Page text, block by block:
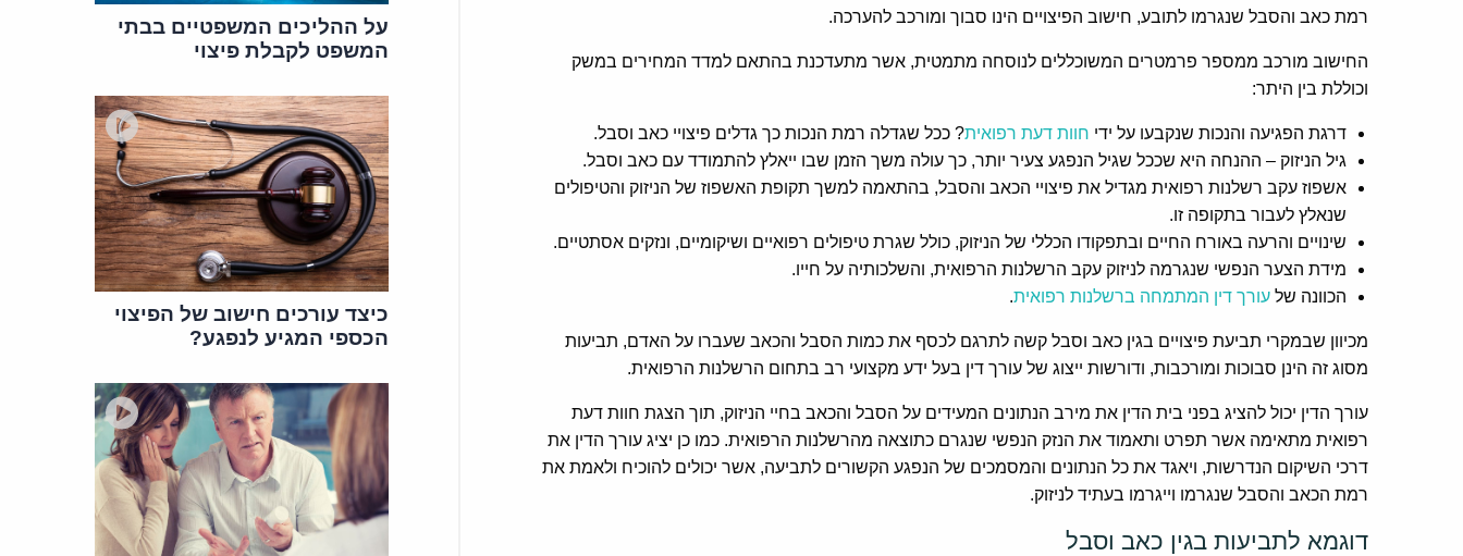
רמת כאב והסבל שנגרמו לתובע, חישוב הפיצויים הינו סבוך ומורכב להערכה.
החישוב מורכב ממספר פרמטרים המשוכללים לנוסחה מתמטית, אשר מתעדכנת בהתאם למדד המחירים במשק
וכוללת בין היתר:
דרגת הפגיעה והנכות שנקבעו על ידי חוות דעת רפואית? ככל שגדלה רמת הנכות כך גדלים פיצויי כאב וסבל.
גיל הניזוק – ההנחה היא שככל שגיל הנפגע צעיר יותר, כך עולה משך הזמן שבו ייאלץ להתמודד עם כאב וסבל.
אשפוז עקב רשלנות רפואית מגדיל את פיצויי הכאב והסבל, בהתאמה למשך תקופת האשפוז של הניזוק והטיפולים
שנאלץ לעבור בתקופה זו.
שינויים והרעה באורח החיים ובתפקודו הכללי של הניזוק, כולל שגרת טיפולים רפואיים ושיקומיים, ונזקים אסתטיים.
מידת הצער הנפשי שנגרמה לניזוק עקב הרשלנות הרפואית, והשלכותיה על חייו.
הכוונה של עורך דין המתמחה ברשלנות רפואית.
מכיוון שבמקרי תביעת פיצויים בגין כאב וסבל קשה לתרגם לכסף את כמות הסבל והכאב שעברו על האדם, תביעות
מסוג זה הינן סבוכות ומורכבות, ודורשות ייצוג של עורך דין בעל ידע מקצועי רב בתחום הרשלנות הרפואית.
עורך הדין יכול להציג בפני בית הדין את מירב הנתונים המעידים על הסבל והכאב בחיי הניזוק, תוך הצגת חוות דעת
רפואית מתאימה אשר תפרט ותאמוד את הנזק הנפשי שנגרם כתוצאה מהרשלנות הרפואית. כמו כן יציג עורך הדין את
דרכי השיקום הנדרשות, ויאגד את כל הנתונים והמסמכים של הנפגע הקשורים לתביעה, אשר יכולים להוכיח ולאמת את
רמת הכאב והסבל שנגרמו וייגרמו בעתיד לניזוק.
דוגמא לתביעות בגין כאב וסבל
על ההליכים המשפטיים בבתי
המשפט לקבלת פיצוי
כיצד עורכים חישוב של הפיצוי
הכספי המגיע לנפגע?